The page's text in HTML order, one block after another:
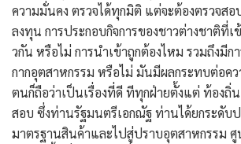
ความมั่นคง ตรวจได้ทุกมิติ แต่จะต้องตรวจสอ
ลงทุน การประกอบกิจการของชาวต่างชาติที่เ
วกัน หรือไม่ การนำเข้าถูกต้องไหม รวมถึงมีก
กากอุตสาหกรรม หรือไม่ มันมีผลกระทบต่อค
ตนก็ถือว่าเป็นเรื่องที่ดี ทีทุกฝ่ายตั้งแต่ ท้องถิ่
สอบ ซึ่งท่านรัฐมนตรีเอกณัฐ ท่านได้ยกระดับ
มาตรฐานสินค้าและไปสู่ปราบอุตสาหกรรม